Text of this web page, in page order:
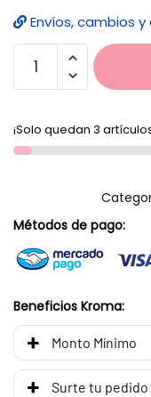
Envíos, cambios
¡Solo quedan 3
Métodos de pago:
Beneficios Kroma:
Monto Mínimo
Surte tu